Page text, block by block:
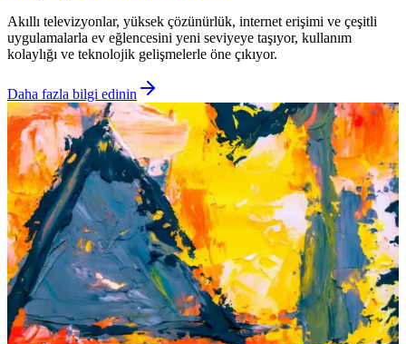
Akıllı televizyonlar, yüksek çözünürlük, internet erişimi ve çeşitli
uygulamalarla ev eğlencesini yeni seviyeye taşıyor, kullanım
kolaylığı ve teknolojik gelişmelerle öne çıkıyor.
Daha fazla bilgi edinin